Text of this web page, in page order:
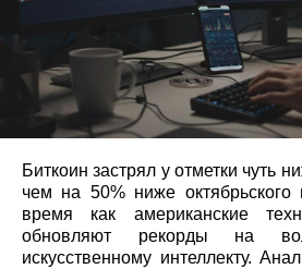
Биткоин застрял у отметки чуть
чем на 50% ниже
время как американские
обновляют рекорды на
искусственному интеллекту.